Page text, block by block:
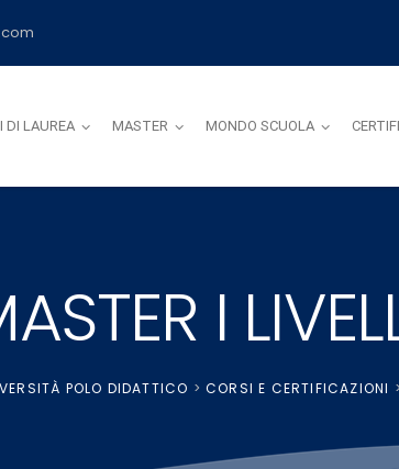
DI LAUREA MASTER MONDO SCUOLA
I
POLO DIDATTICO >CORSI E CERTIFICAZIONI